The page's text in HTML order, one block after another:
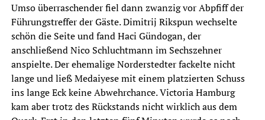
Umso überraschender fiel dann zwanzig vor Abpfiff der
Führungstreffer der Gäste. Dimitrij Rikspun wechselte
schön die Seite und fand Haci Gündogan, der
anschließend Nico Schluchtmann im Sechszehner
anspielte. Der ehemalige Norderstedter fackelte nicht
lange und ließ Medaiyese mit einem platzierten Schuss
ins lange Eck keine Abwehrchance. Victoria Hamburg
kam aber trotz des Rückstands nicht wirklich aus dem